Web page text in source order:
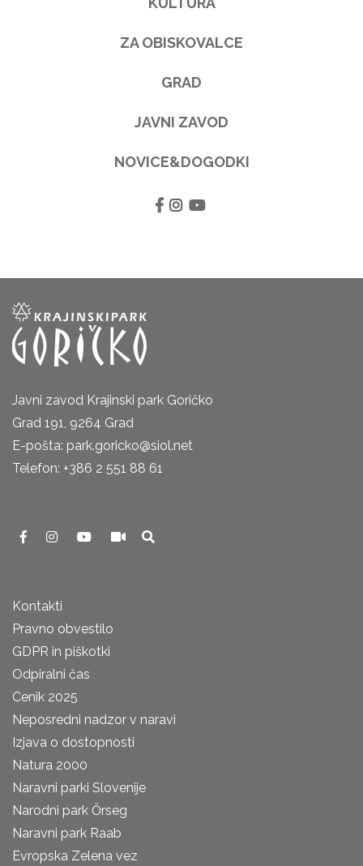
ZA OBISKOVALCE
GRAD
JAVNI ZAVOD
NOVICE&DOGODKI
Javni zavod Krajinski park Goričko
Grad 191, 9264 Grad
E-pošta: park.goricko@siol.net
Telefon: +386 2 551 88 61
Kontakti
Pravno obvestilo
GDPR in piškotki
Odpiralni čas
Cenik 2025
Neposredni nadzor v naravi
Izjava o dostopnosti
Natura 2000
Naravni parki Slovenije
Narodni park Őrseg
Naravni park Raab
Evropska Zelena vez